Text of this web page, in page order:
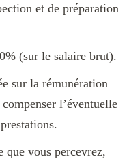
et de préparation
(sur le salaire brut).
sur la rémunération
l’éventuelle
que vous percevrez,